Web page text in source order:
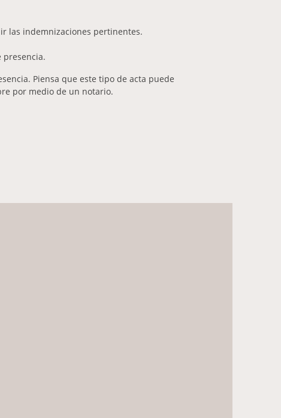
las indemnizaciones pertinentes.
Piensa que este tipo de acta puede
por medio de un notario.